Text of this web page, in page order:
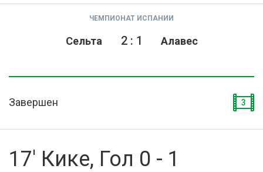
О сайте
ЧЕМПИОНАТ ИСПАНИИ
Сельта Алавес
2: 1
Завершен 3
17' Кике, Гол 0 - 1